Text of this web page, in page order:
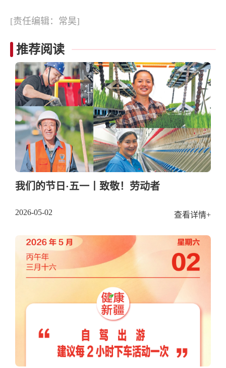
[责任编辑：常昊]
推荐阅读
我们的节日·五一丨致敬！劳动者
2026-05-02 查看详情+